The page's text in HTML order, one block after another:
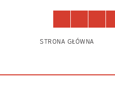
STRONA GŁÓWNA
Zajęcia